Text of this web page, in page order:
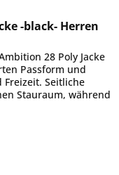
-black- Herren
28 Poly Jacke
Passform und
Seitliche
Stauraum, während